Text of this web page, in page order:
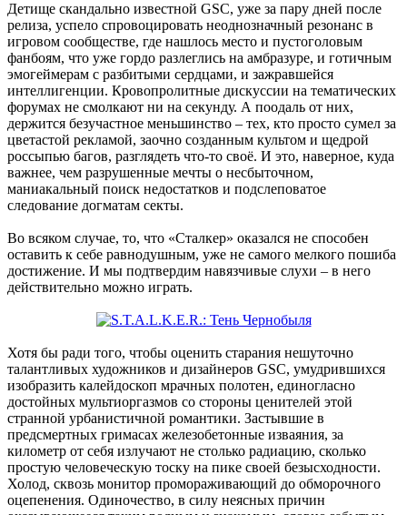
Детище скандально известной GSC, уже за пару дней после
релиза, успело спровоцировать неоднозначный резонанс в
игровом сообществе, где нашлось место и пустоголовым
фанбоям, что уже гордо разлеглись на амбразуре, и готичным
эмогеймерам с разбитыми сердцами, и зажравшейся
интеллигенции. Кровопролитные дискуссии на тематических
форумах не смолкают ни на секунду. А поодаль от них,
держится безучастное меньшинство – тех, кто просто сумел за
цветастой рекламой, заочно созданным культом и щедрой
россыпью багов, разглядеть что-то своё. И это, наверное, куда
важнее, чем разрушенные мечты о несбыточном,
маниакальный поиск недостатков и подслеповатое
следование догматам секты.
Во всяком случае, то, что «Сталкер» оказался не способен
оставить к себе равнодушным, уже не самого мелкого пошиба
достижение. И мы подтвердим навязчивые слухи – в него
действительно можно играть.
Хотя бы ради того, чтобы оценить старания нешуточно
талантливых художников и дизайнеров GSC, умудрившихся
изобразить калейдоскоп мрачных полотен, единогласно
достойных мультиоргазмов со стороны ценителей этой
странной урбанистичной романтики. Застывшие в
предсмертных гримасах железобетонные изваяния, за
километр от себя излучают не столько радиацию, сколько
простую человеческую тоску на пике своей безысходности.
Холод, сквозь монитор промораживающий до обморочного
оцепенения. Одиночество, в силу неясных причин